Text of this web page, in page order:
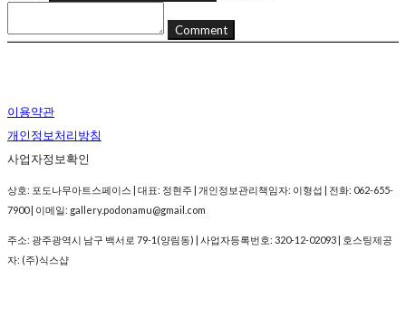
Comment
이용약관
개인정보처리방침
사업자정보확인
상호: 포도나무아트스페이스 | 대표: 정현주 | 개인정보관리책임자: 이형섭 | 전화: 062-655-
7900 | 이메일: gallery.podonamu@gmail.com
주소: 광주광역시 남구 백서로 79-1(양림동) | 사업자등록번호: 320-12-02093 | 호스팅제공
자: (주)식스샵